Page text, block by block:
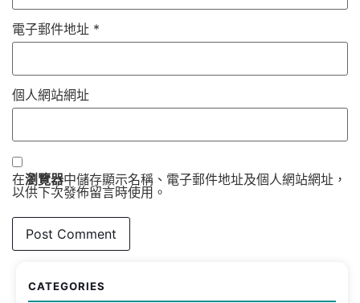
電子郵件地址 *
個人網站網址
在瀏覽器中儲存顯示名稱、電子郵件地址及個人網站網址，
以供下次發佈留言時使用。
CATEGORIES